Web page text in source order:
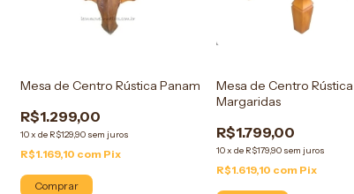
Mesa de Centro Rústica Panam
R$1.299,00
10x de R$129,90 sem juros
R$1.169,10 com Pix
Comprar
Mesa de Centro Rústica
Margaridas
R$1.799,00
10xde R$179,90 sem juros
R$1.619,10 com Pix